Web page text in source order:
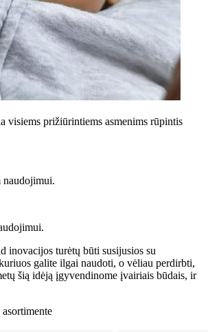
visiems prižiūrintiems asmenims rūpintis
inovacijos turėtų būti susijusios su
galite ilgai naudoti, o vėliau perdirbti,
šią idėją įgyvendinome įvairiais būdais, ir